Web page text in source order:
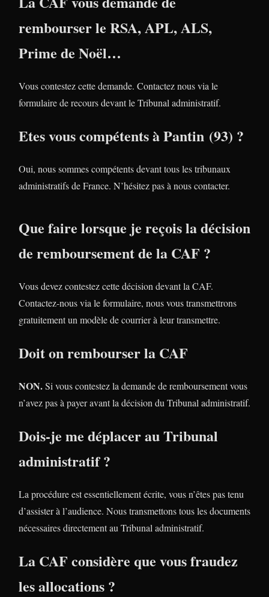
rembourser le RSA, APL, ALS,
Prime de Noël…
Vous contestez cette demande. Contactez nous via le
formulaire de recours devant le Tribunal administratif.
Etes vous compétents à Pantin (93) ?
Oui, nous sommes compétents devant tous les tribunaux
administratifs de France. N’hésitez pas à nous contacter.
Que faire lorsque je reçois la décision
de remboursement de la CAF ?
Vous devez contestez cette décision devant la CAF.
Contactez-nous via le formulaire, nous vous transmettrons
gratuitement un modèle de courrier à leur transmettre.
Doit on rembourser la CAF
NON.Si vous contestez la demande de remboursement vous
n’avez pas à payer avant la décision du Tribunal administratif.
Dois-je me déplacer au Tribunal
administratif ?
La procédure est essentiellement écrite, vous n’êtes pas tenu
d’assister à l’audience. Nous transmettons tous les documents
nécessaires directement au Tribunal administratif.
La CAF considère que vous fraudez
les allocations ?